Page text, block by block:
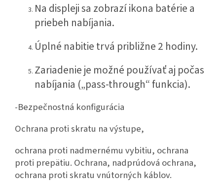
Na displeji sa zobrazí ikona batérie a
priebeh nabíjania.
Úplné nabitie trvá približne 2 hodiny.
Zariadenie je možné používať aj počas
nabíjania („pass-through“ funkcia).
-Bezpečnostná konfigurácia
Ochrana proti skratu na výstupe,
ochrana proti nadmernému vybitiu, ochrana
proti prepätiu. Ochrana, nadprúdová ochrana,
ochrana proti skratu vnútorných káblov.